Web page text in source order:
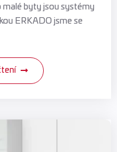
malé byty jsou systémy
ERKADO jsme se